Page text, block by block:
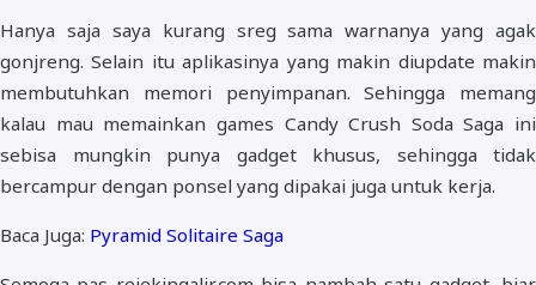
Hanya saja saya kurang sreg sama warnanya yang agak
gonjreng. Selain itu aplikasinya yang makin diupdate makin
membutuhkan memori penyimpanan. Sehingga memang
kalau mau memainkan games Candy Crush Soda Saga ini
sebisa mungkin punya gadget khusus, sehingga tidak
bercampur dengan ponsel yang dipakai juga untuk kerja.
Baca Juga: Pyramid Solitaire Saga